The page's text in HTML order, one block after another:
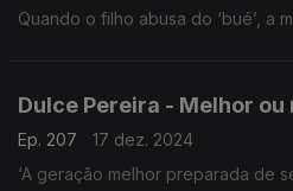
Quando o filho abusa do ‘bué’, a
Dulce Pereira - Melhor ou
Ep. 207
17 dez. 2024
‘A geração melhor preparada de